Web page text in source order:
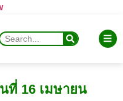
ที่ 16 เมษายน